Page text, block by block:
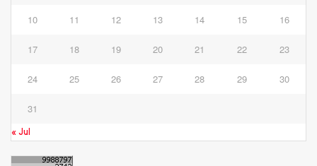
10 11 12 13 14 15 16
17 18 19 20 21 22 23
24 25 26 27 28 29 30
31
« Jul